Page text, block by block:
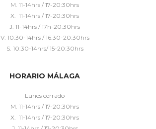
M. 11-14hrs / 17-20:30hrs
X. 11-14hrs / 17-20:30hrs
J. 11-14hrs / 17h-20:30hrs
V. 10:30-14hrs / 16:30-20:30hrs
S. 10:30-14hrs/ 15-20:30hrs
HORARIO MÁLAGA
Lunes cerrado
M. 11-14hrs / 17-20:30hrs
X. 11-14hrs / 17-20:30hrs